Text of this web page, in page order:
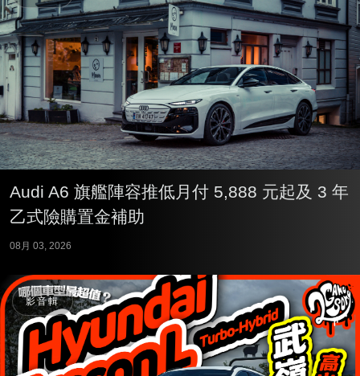
Audi A6 旗艦陣容推低月付 5,888 元起及 3 年
乙式險購置金補助
08月 03, 2026
影音輯